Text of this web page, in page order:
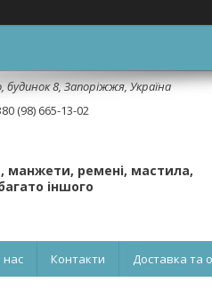
будинок 8, Запоріжжя, Україна
(98) 665-13-02
манжети, ремені, мастила,
іншого
нас Контакти Доставка та